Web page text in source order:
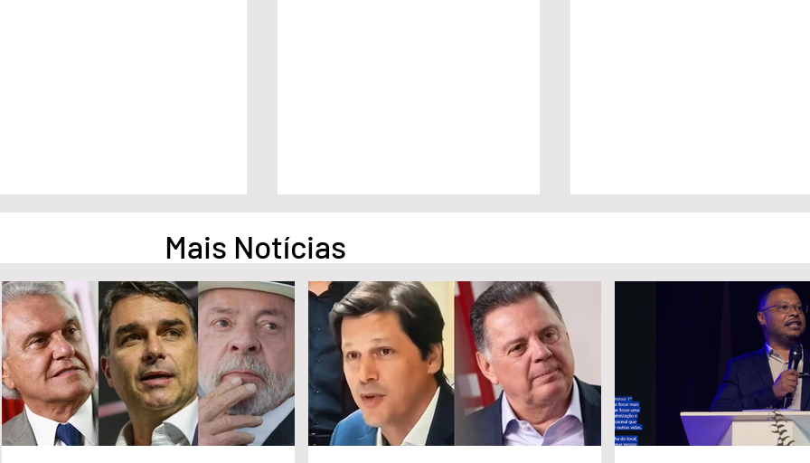
Pesquisa aponta empate
técnico entre Ronaldo Caiado
e Flávio Bolsonaro em Goiás
Pesquisa aponta Daniel Vilela
na liderança da disputa pelo
Governo de Goiás
Marido é condenado a 30 anos
por matar esposa doente a
facada em GO
Mais Notícias